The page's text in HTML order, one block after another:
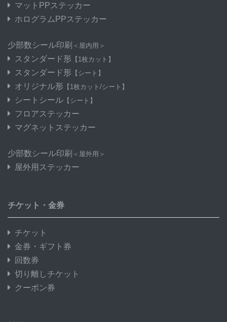
マットPPステッカー
ホログラムPPステッカー
少部数シール印刷 ＜屋内用＞
スタンダード形 【1枚カット】
スタンダード形 【シート】
オリジナル形 【1枚カット/シート】
シートシール 【シート】
フロアステッカー
マグネットステッカー
少部数シール印刷 ＜屋外用＞
屋外用ステッカー
チケット・金券
チケット
金券・ギフト券
回数券
切り離しチケット
クーポン券